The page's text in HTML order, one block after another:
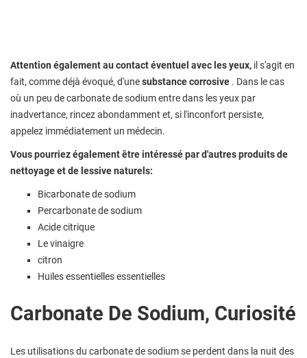
Attention également au contact éventuel avec les yeux, il s'agit en
fait, comme déjà évoqué, d'unesubstance corrosive . Dans le cas
où un peu de carbonate de sodium entre dans les yeux par
inadvertance, rincez abondamment et, si l'inconfort persiste,
appelez immédiatement un médecin.
Vous pourriez également être intéressé par d'autres produits de
nettoyage et de lessive naturels:
Bicarbonate de sodium
Percarbonate de sodium
Acide citrique
Le vinaigre
citron
Huiles essentielles essentielles
Carbonate De Sodium, Curiosité
Les utilisations du carbonate de sodium se perdent dans la nuit des